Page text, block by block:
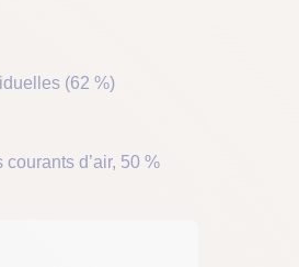
(62 %)
d’air, 50 %